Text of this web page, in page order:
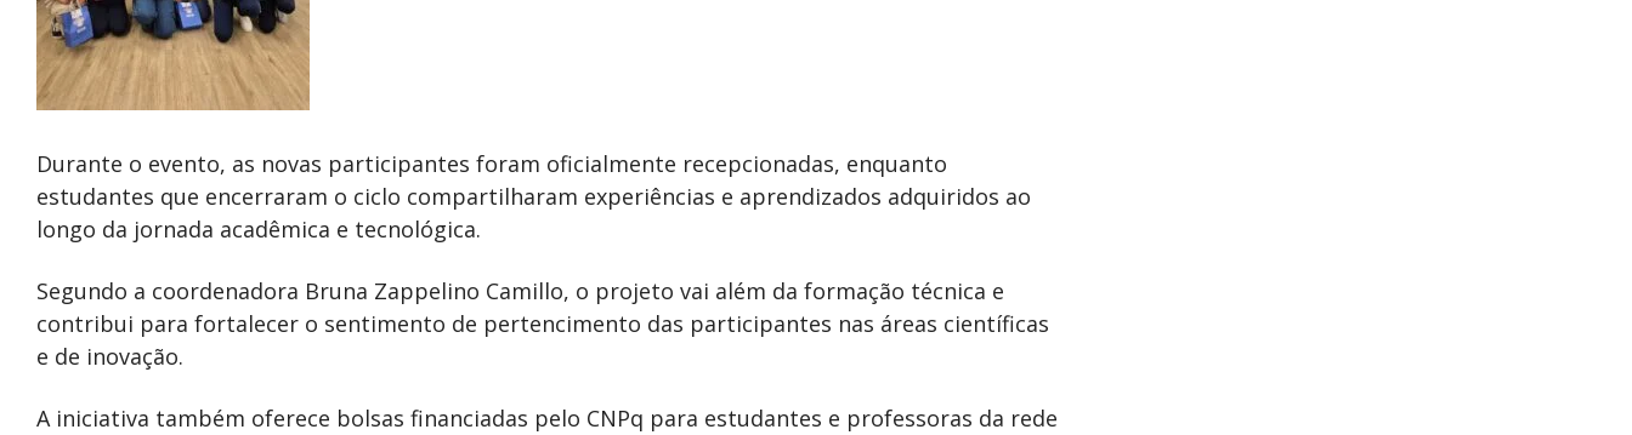
Durante o evento, as novas participantes foram oficialmente recepcionadas, enquanto
estudantes que encerraram o ciclo compartilharam experiências e aprendizados adquiridos ao
longo da jornada acadêmica e tecnológica.
Segundo a coordenadora Bruna Zappelino Camillo, o projeto vai além da formação técnica e
contribui para fortalecer o sentimento de pertencimento das participantes nas áreas científicas
e de inovação.
A iniciativa também oferece bolsas financiadas pelo CNPq para estudantes e professoras da rede